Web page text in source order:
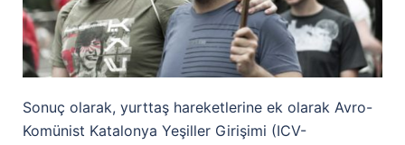
Sonuç olarak, yurttaş hareketlerine ek olarak Avro-
Komünist Katalonya Yeşiller Girişimi (ICV-